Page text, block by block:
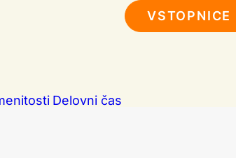
Delovni čas
VSTOPNICE